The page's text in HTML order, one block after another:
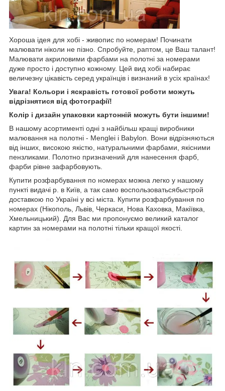
Хороша ідея для хобі - живопис по номерам! Починати
малювати ніколи не пізно. Спробуйте, раптом, це Ваш талант!
Малювати акриловими фарбами на полотні за номерами
дуже просто і доступно кожному. Цей вид хобі набирає
величезну цікавість серед українців і визнаний в усіх країнах!
Увага! Кольори і яскравість готової роботи можуть
відрізнятися від фотографії!
Колір і дизайн упаковки картонній можуть бути іншими!
В нашому асортименті одні з найбільш кращі виробники
малювання на полотні - Menglei і Babylon. Вони відрізняються
від інших, високою якістю, натуральними фарбами, якісними
пензликами. Полотно призначений для нанесення фарб,
фарби рівне зафарбовують.
Купити розфарбування по номерах можна легко у нашому
пункті видачі р. в Київ, а так само воспользоватьсябыстрой
доставкою по Україні у всі міста. Купити розфарбування по
номерах (Нікополь, Львів, Черкаси, Нова Каховка, Макіївка,
Хмельницький). Для Вас ми пропонуємо великий каталог
картин за номерами на полотні тільки кращої якості.